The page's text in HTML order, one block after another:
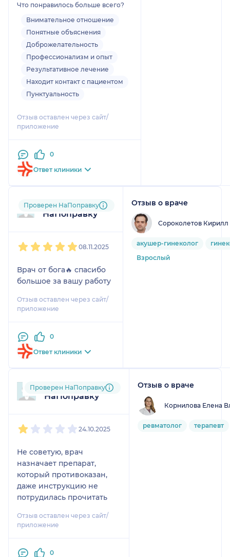
внимание,дай Вам бог
здоровья, терпения в вашем
нелегком труде.
Что понравилось больше всего?
Внимательное отношение
Понятные объяснения
Доброжелательность
Профессионализм и опыт
Результативное лечение
Находит контакт с пациентом
Пунктуальность
Отзыв оставлен через сайт/
приложение
0
Ответ клиники
Пользователь
НаПоправку
Проверен НаПоправку
08.11.2025
Врач от бога🔥 спасибо
большое за вашу работу
Отзыв оставлен через сайт/
приложение
0
Ответ клиники
Отзыв о враче
Сороколетов
акушер-гинеколог
Взрослый
Пользователь
НаПоправку
Проверен НаПоправку
24.10.2025
Не советую, врач
назначает препарат,
который противоказан,
даже инструкцию не
потрудилась прочитать
Отзыв оставлен через сайт/
приложение
0
Отзыв о враче
Корнилова Елена
ревматолог терапевт